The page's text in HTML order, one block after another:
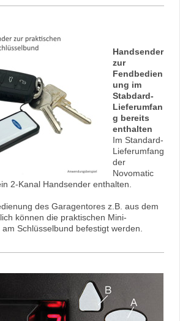
Handsender
zur
Fendbedien
ung im
Stabdard-
Lieferumfan
g bereits
enthalten
Im Standard-
Lieferumfang
der
Novomatic
2-Kanal Handsender enthalten.
des Garagentores z.B. aus dem
können die praktischen Mini-
Schlüsselbund befestigt werden.